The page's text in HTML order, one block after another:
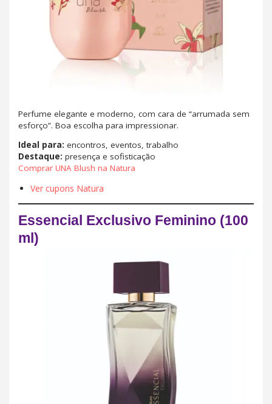
Perfume elegante e moderno, com cara de “arrumada sem
esforço”. Boa escolha para impressionar.
Ideal para: encontros, eventos, trabalho
Destaque: presença e sofisticação
Comprar UNA Blush na Natura
Ver cupons Natura
Essencial Exclusivo Feminino (100
ml)